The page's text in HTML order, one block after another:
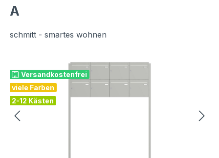
A
schmitt - smartes wohnen
Versandkostenfrei
viele Farben
2-12 Kästen